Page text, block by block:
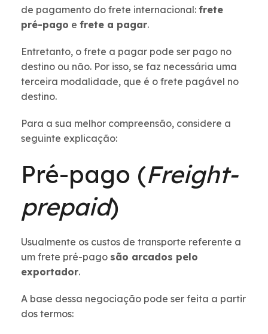
de pagamento do frete internacional: frete
pré-pago e frete a pagar.
Entretanto, o frete a pagar pode ser pago no
destino ou não. Por isso, se faz necessária uma
terceira modalidade, que é o frete pagável no
destino.
Para a sua melhor compreensão, considere a
seguinte explicação:
Pré-pago (Freight-
prepaid)
Usualmente os custos de transporte referente a
um frete pré-pago são arcados pelo
exportador.
A base dessa negociação pode ser feita a partir
dos termos: